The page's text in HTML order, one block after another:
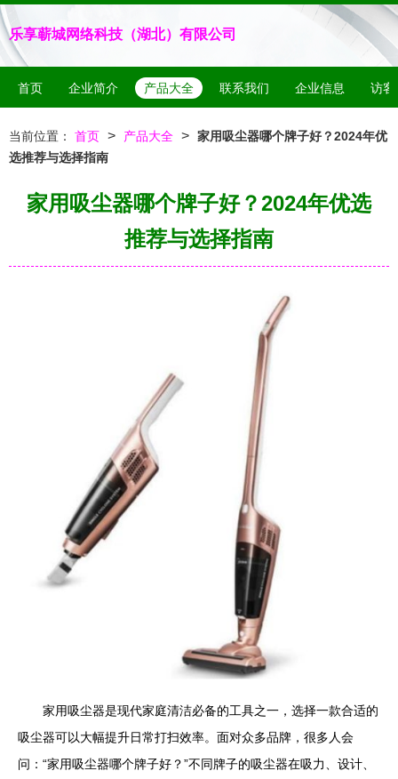
乐享蕲城网络科技（湖北）有限公司
首页 企业简介 产品大全 联系我们 企业信息 访客
当前位置： 首页 > 产品大全 > 家用吸尘器哪个牌子好？2024年优
选推荐与选择指南
家用吸尘器哪个牌子好？2024年优选
推荐与选择指南
家用吸尘器是现代家庭清洁必备的工具之一，选择一款合适的
吸尘器可以大幅提升日常打扫效率。面对众多品牌，很多人会
问：“家用吸尘器哪个牌子好？”不同牌子的吸尘器在吸力、设计、